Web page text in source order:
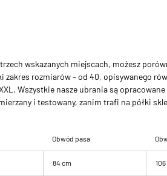
wskazanych miejscach, możesz
rozmiarów – od 40, opisywanego
Wszystkie nasze ubrania są
i testowany, zanim trafi na półki
Obwód pasa
84 cm